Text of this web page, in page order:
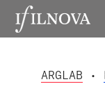
ARGLAB •